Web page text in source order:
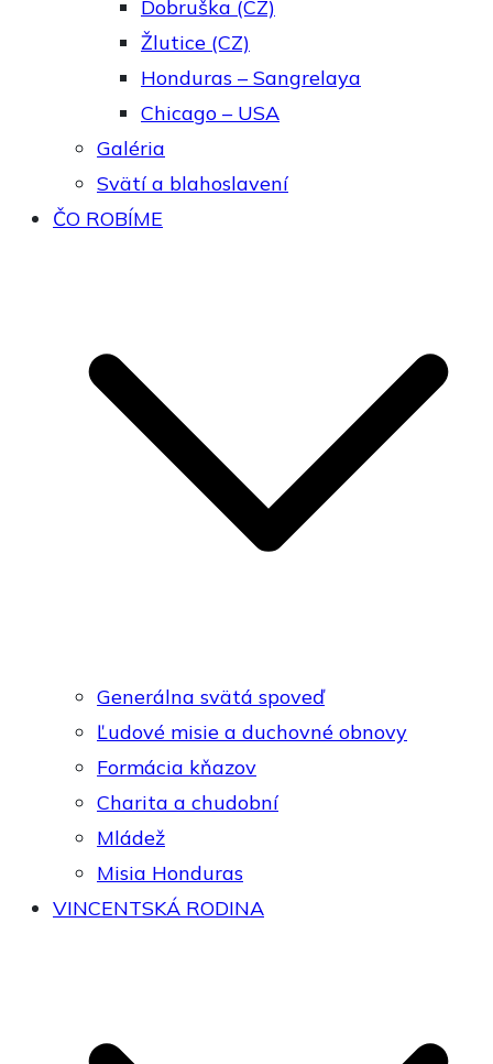
Dobruška (CZ)
Žlutice (CZ)
Honduras – Sangrelaya
Chicago – USA
Galéria
Svätí a blahoslavení
ČO ROBÍME
Generálna svätá spoveď
Ľudové misie a duchovné obnovy
Formácia kňazov
Charita a chudobní
Mládež
Misia Honduras
VINCENTSKÁ RODINA